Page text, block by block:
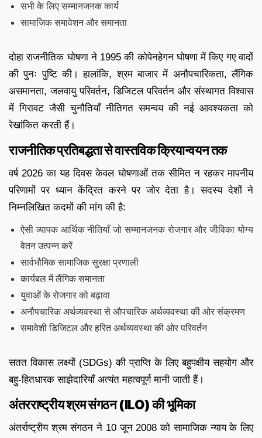
सभी के लिए सम्मानजनक कार्य
सामाजिक समावेशन और समानता
दोहा राजनीतिक घोषणा ने 1995 की कोपेनहेगन घोषणा में किए गए वादों
की पुनः पुष्टि की। हालांकि, श्रम बाजार में अनौपचारिकता, लैंगिक
असमानता, जलवायु परिवर्तन, डिजिटल परिवर्तन और संस्थागत विश्वास
में गिरावट जैसी चुनौतियाँ नीतिगत समन्वय की नई आवश्यकता को
रेखांकित करती हैं।
राजनीतिक प्रतिबद्धता से वास्तविक क्रियान्वयन तक
वर्ष 2026 का यह दिवस केवल घोषणाओं तक सीमित न रहकर मापनीय
परिणामों पर ध्यान केंद्रित करने पर जोर देता है। सदस्य देशों ने
निम्नलिखित कदमों की मांग की है:
ऐसी व्यापक आर्थिक नीतियाँ जो सम्मानजनक रोजगार और जीविका योग्य
वेतन उत्पन्न करें
सार्वभौमिक सामाजिक सुरक्षा प्रणाली
कार्यबल में लैंगिक समानता
युवाओं के रोजगार को बढ़ावा
अनौपचारिक अर्थव्यवस्था से औपचारिक अर्थव्यवस्था की ओर संक्रमण
समावेशी डिजिटल और हरित अर्थव्यवस्था की ओर परिवर्तन
सतत विकास लक्ष्यों (SDGs) की प्राप्ति के लिए बहुपक्षीय सहयोग और
बहु-हितधारक साझेदारियाँ अत्यंत महत्वपूर्ण मानी जाती हैं।
अंतरराष्ट्रीय श्रम संगठन (ILO) की भूमिका
अंतर्राष्ट्रीय श्रम संगठन ने 10 जून 2008 को सामाजिक न्याय के लिए